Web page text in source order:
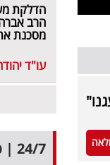
הדלקת
הרב
מסכנת
עו"ד
24/7 | כל הכותרות